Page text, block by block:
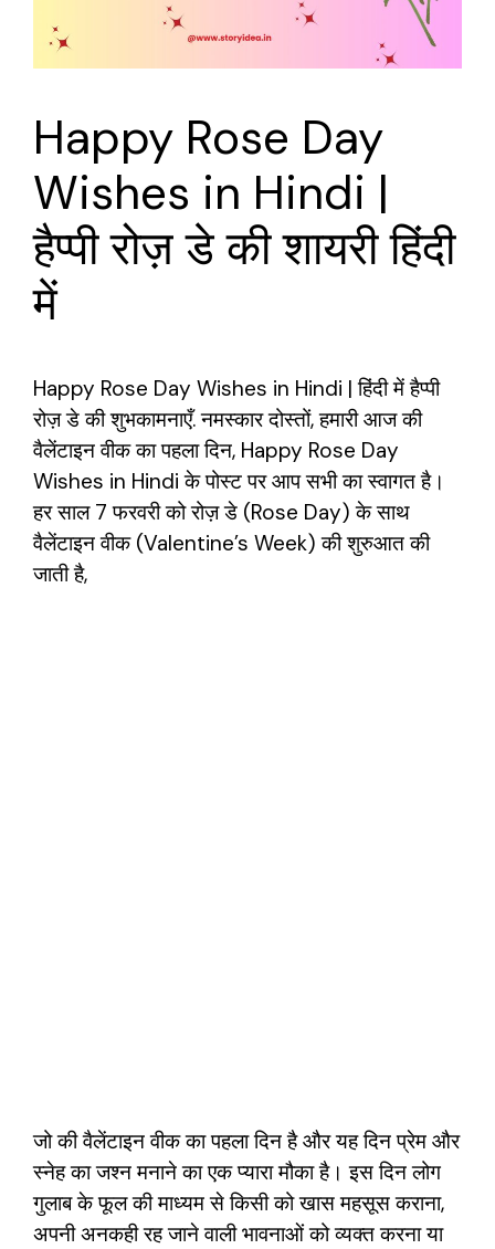
Happy Rose Day
Wishes in Hindi |
हैप्पी रोज़ डे की शायरी हिंदी
में
Happy Rose Day Wishes in Hindi | हिंदी में हैप्पी
रोज़ डे की शुभकामनाएँ. नमस्कार दोस्तों, हमारी आज की
वैलेंटाइन वीक का पहला दिन, Happy Rose Day
Wishes in Hindi के पोस्ट पर आप सभी का स्वागत है।
हर साल 7 फरवरी को रोज़ डे (Rose Day) के साथ
वैलेंटाइन वीक (Valentine’s Week) की शुरुआत की
जाती है,
जो की वैलेंटाइन वीक का पहला दिन है और यह दिन प्रेम और
स्नेह का जश्न मनाने का एक प्यारा मौका है। इस दिन लोग
गुलाब के फूल की माध्यम से किसी को खास महसूस कराना,
अपनी अनकही रह जाने वाली भावनाओं को व्यक्त करना या